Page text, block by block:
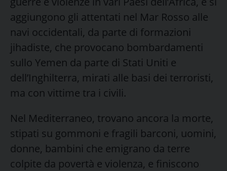
aggiungono gli attentati nel Mar Rosso alle
navi occidentali, da parte di formazioni
jihadiste, che provocano bombardamenti
sullo Yemen da parte di Stati Uniti e
dell’Inghilterra, mirati alle basi dei terroristi,
ma con vittime tra i civili.
Nel Mediterraneo, trovano ancora la morte,
stipati su gommoni e fragili barconi, uomini,
donne, bambini che emigrano da terre
colpite da povertà e violenza, e finiscono